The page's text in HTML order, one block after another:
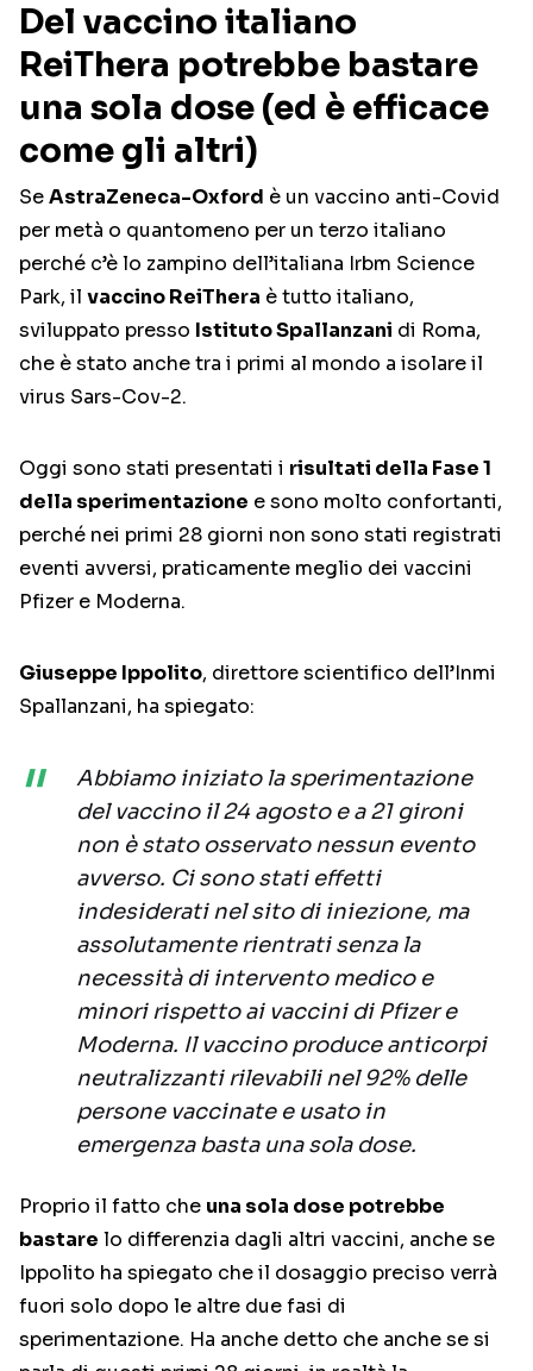
Del vaccino italiano
ReiThera potrebbe bastare
una sola dose (ed è efficace
come gli altri)
SeAstraZeneca-Oxford è un vaccino anti-Covid
per metà o quantomeno per un terzo italiano
perché c’è lo zampino dell’italiana Irbm Science
Park, il vaccino ReiThera è tutto italiano,
sviluppato presso Istituto Spallanzani di Roma,
che è stato anche tra i primi al mondo a isolare il
virus Sars-Cov-2.
Oggi sono stati presentati i risultati della Fase 1
della sperimentazione e sono molto confortanti,
perché nei primi 28 giorni non sono stati registrati
eventi avversi, praticamente meglio dei vaccini
Pfizer e Moderna.
Giuseppe Ippolito, direttore scientifico dell’Inmi
Spallanzani, ha spiegato:
Abbiamo iniziato la sperimentazione
del vaccino il 24 agosto e a 21 gironi
non è stato osservato nessun evento
avverso. Ci sono stati effetti
indesiderati nel sito di iniezione, ma
assolutamente rientrati senza la
necessità di intervento medico e
minori rispetto ai vaccini di Pfizer e
Moderna. Il vaccino produce anticorpi
neutralizzanti rilevabili nel 92% delle
persone vaccinate e usato in
emergenza basta una sola dose.
Proprio il fatto che una sola dose potrebbe
bastare lo differenzia dagli altri vaccini, anche se
Ippolito ha spiegato che il dosaggio preciso verrà
fuori solo dopo le altre due fasi di
sperimentazione. Ha anche detto che anche se si